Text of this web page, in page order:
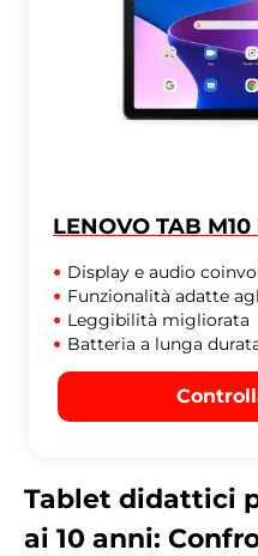
LENOVO TAB
Display e audio
Funzionalità adatte
Leggibilità migliorata
Batteria a lunga
Tablet didattici
ai 10 anni: